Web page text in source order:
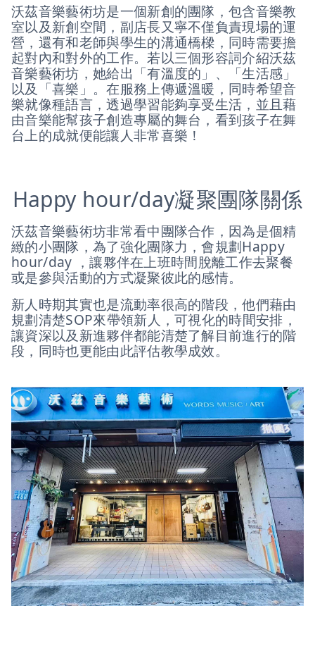
沃茲音樂藝術坊是一個新創的團隊，包含音樂教
室以及新創空間，副店長又寧不僅負責現場的運
營，還有和老師與學生的溝通橋樑，同時需要擔
起對內和對外的工作。若以三個形容詞介紹沃茲
音樂藝術坊，她給出「有溫度的」、「生活感」
以及「喜樂」。在服務上傳遞溫暖，同時希望音
樂就像種語言，透過學習能夠享受生活，並且藉
由音樂能幫孩子創造專屬的舞台，看到孩子在舞
台上的成就便能讓人非常喜樂！
Happy hour/day凝聚團隊關係
沃茲音樂藝術坊非常看中團隊合作，因為是個精
緻的小團隊，為了強化團隊力，會規劃Happy
hour/day ，讓夥伴在上班時間脫離工作去聚餐
或是參與活動的方式凝聚彼此的感情。
新人時期其實也是流動率很高的階段，他們藉由
規劃清楚SOP來帶領新人，可視化的時間安排，
讓資深以及新進夥伴都能清楚了解目前進行的階
段，同時也更能由此評估教學成效。